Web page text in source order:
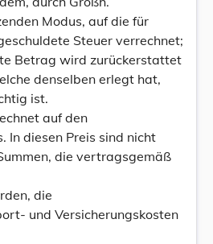
Modus, auf die für
Steuer verrechnet;
Betrag wird zurückerstattet
denselben erlegt hat,
ist.
auf den
In diesen Preis sind nicht
die vertragsgemäß
die
und Versicherungskosten